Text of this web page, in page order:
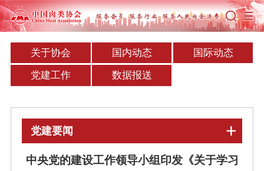
关于协会 国内动态 国际动态
党建工作 数据报送
党建要闻
中央党的建设工作领导小组印发《关于学习